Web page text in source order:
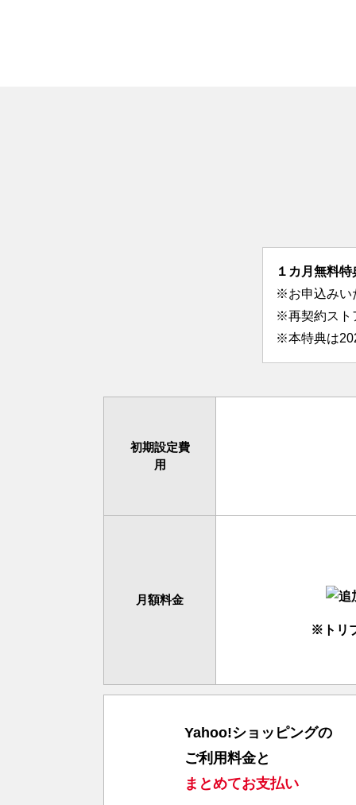
１カ月無料特
※お申込みい
※再契約スト
※本特典は
初期設定費
用
月額料金
※トリ
Yahoo!ショッピングの
ご利用料金と
まとめてお支払い